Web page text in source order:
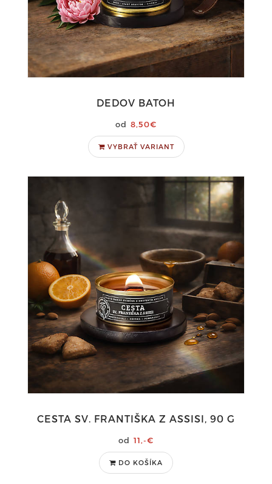
DEDOV BATOH
8,50€
VYBRAŤ VARIANT
CESTA SV. FRANTIŠKA Z ASSISI, 90 G
11,-€
DO KOŠÍKA